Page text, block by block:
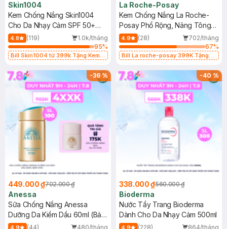
Skin1004
Kem Chống Nắng Skin1004
Cho Da Nhạy Cảm SPF 50+
50ml
4.8 (119)
1.0k/tháng
95%
Bill Skin1004 từ 399k Tặng Kem
SPF 50+ 20ml (SL Có Hạn)
La Roche-Posay
Kem Chống Nắng La Roche-
Posay Phổ Rộng, Nâng Tông
Kiềm Dầu 50ml
4.9 (28)
702/tháng
67%
Bill La roche-posay 399K Tặng
(SL có hạn)
-36%
449.000 ₫702.000 ₫
Anessa
Sữa Chống Nắng Anessa
Dưỡng Da Kiềm Dầu 60ml (Bản
Mới)
4.9 (44) 480/tháng
-40%
338.000 ₫560.000 ₫
Bioderma
Nước Tẩy Trang Bioderma
Dành Cho Da Nhạy Cảm 500ml
4.9 (228) 864/tháng